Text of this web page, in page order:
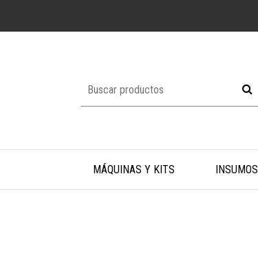
MÁQUINAS Y KITS INSUMOS